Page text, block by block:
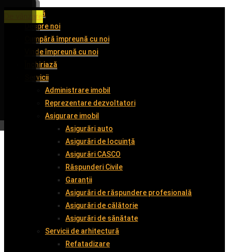
Acasă
Despre noi
Cumpără împreună cu noi
Vinde împreună cu noi
Închiriază
Servicii
Administrare imobil
Reprezentare dezvoltatori
Asigurare imobil
Asigurări auto
Asigurări de locuință
Asigurări CASCO
Răspunderi Civile
Garanții
Asigurări de răspundere profesională
Asigurări de călătorie
Asigurări de sănătate
Servicii de arhitectură
Refatadizare
De închiriat
De închiriat
De închiriat
De vânzare